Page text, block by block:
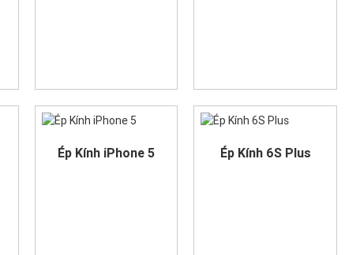
Ép Kính iPhone 5 Ép Kính 6S Plus